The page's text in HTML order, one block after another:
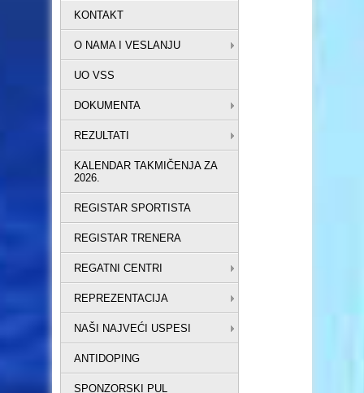
KONTAKT
O NAMA I VESLANJU
UO VSS
DOKUMENTA
REZULTATI
KALENDAR TAKMIČENJA ZA
2026.
REGISTAR SPORTISTA
REGISTAR TRENERA
REGATNI CENTRI
REPREZENTACIJA
NAŠI NAJVEĆI USPESI
ANTIDOPING
SPONZORSKI PUL